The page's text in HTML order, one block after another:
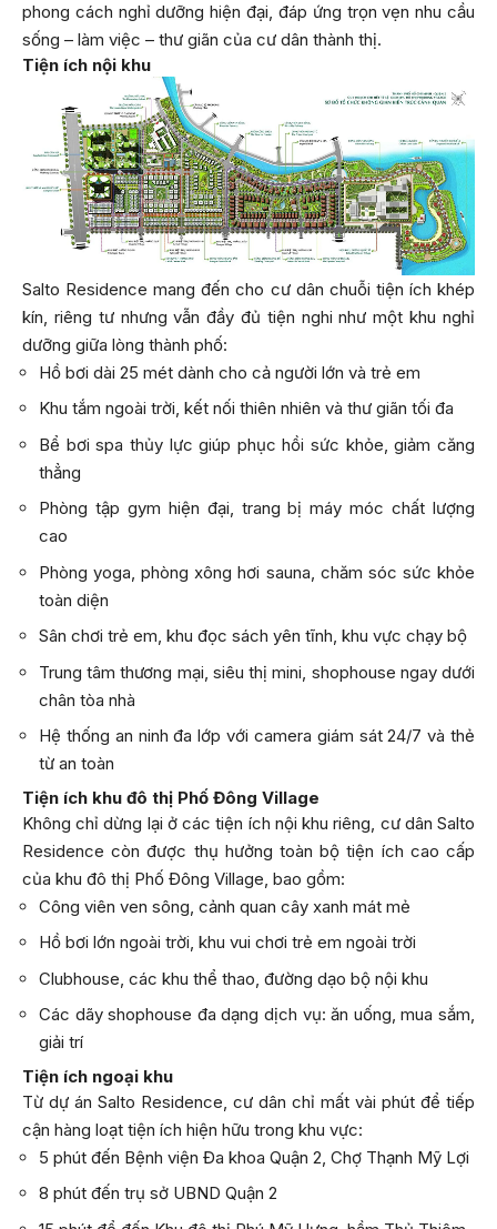
phong cách nghỉ dưỡng hiện đại, đáp ứng trọn vẹn nhu cầu
sống – làm việc – thư giãn của cư dân thành thị.
Tiện ích nội khu
Salto Residence mang đến cho cư dân chuỗi tiện ích khép
kín, riêng tư nhưng vẫn đầy đủ tiện nghi như một khu nghỉ
dưỡng giữa lòng thành phố:
Hồ bơi dài 25 mét dành cho cả người lớn và trẻ em
Khu tắm ngoài trời, kết nối thiên nhiên và thư giãn tối đa
Bể bơi spa thủy lực giúp phục hồi sức khỏe, giảm căng
thẳng
Phòng tập gym hiện đại, trang bị máy móc chất lượng
cao
Phòng yoga, phòng xông hơi sauna, chăm sóc sức khỏe
toàn diện
Sân chơi trẻ em, khu đọc sách yên tĩnh, khu vực chạy bộ
Trung tâm thương mại, siêu thị mini, shophouse ngay dưới
chân tòa nhà
Hệ thống an ninh đa lớp với camera giám sát 24/7 và thẻ
từ an toàn
Tiện ích khu đô thị Phố Đông Village
Không chỉ dừng lại ở các tiện ích nội khu riêng, cư dân Salto
Residence còn được thụ hưởng toàn bộ tiện ích cao cấp
của khu đô thị Phố Đông Village, bao gồm:
Công viên ven sông, cảnh quan cây xanh mát mẻ
Hồ bơi lớn ngoài trời, khu vui chơi trẻ em ngoài trời
Clubhouse, các khu thể thao, đường dạo bộ nội khu
Các dãy shophouse đa dạng dịch vụ: ăn uống, mua sắm,
giải trí
Tiện ích ngoại khu
Từ dự án Salto Residence, cư dân chỉ mất vài phút để tiếp
cận hàng loạt tiện ích hiện hữu trong khu vực:
5 phút đến Bệnh viện Đa khoa Quận 2, Chợ Thạnh Mỹ Lợi
8 phút đến trụ sở UBND Quận 2